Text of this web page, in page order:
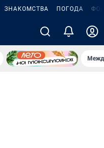
ЗНАКОМСТВА ПОГОДА